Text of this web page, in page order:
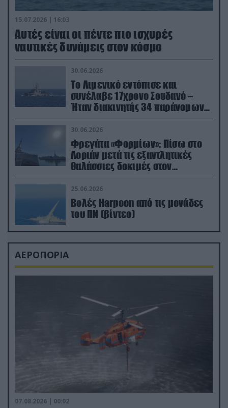
15.07.2026 | 16:03
Aυτές είναι οι πέντε πιο ισχυρές
ναυτικές δυνάμεις στον κόσμο
30.06.2026
Το Λιμενικό εντόπισε και
συνέλαβε 17χρονο Σουδανό –
Ήταν διακινητής 34 παράνομων
μεταναστών
30.06.2026
Φρεγάτα «Φορμίων»: Πίσω στο
Λοριάν μετά τις εξαντλητικές
θαλάσσιες δοκιμές στον
απαιτητικό Βισκαϊκό
25.06.2026
Βολές Harpoon από τις μονάδες
του ΠΝ (βίντεο)
ΑΕΡΟΠΟΡΙΑ
07.08.2026 | 00:02